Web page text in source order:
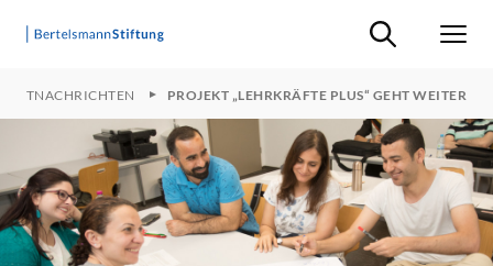
Suche ein-/
PROJEKT „LEHRKRÄFTE PLUS“ GEHT WEITER